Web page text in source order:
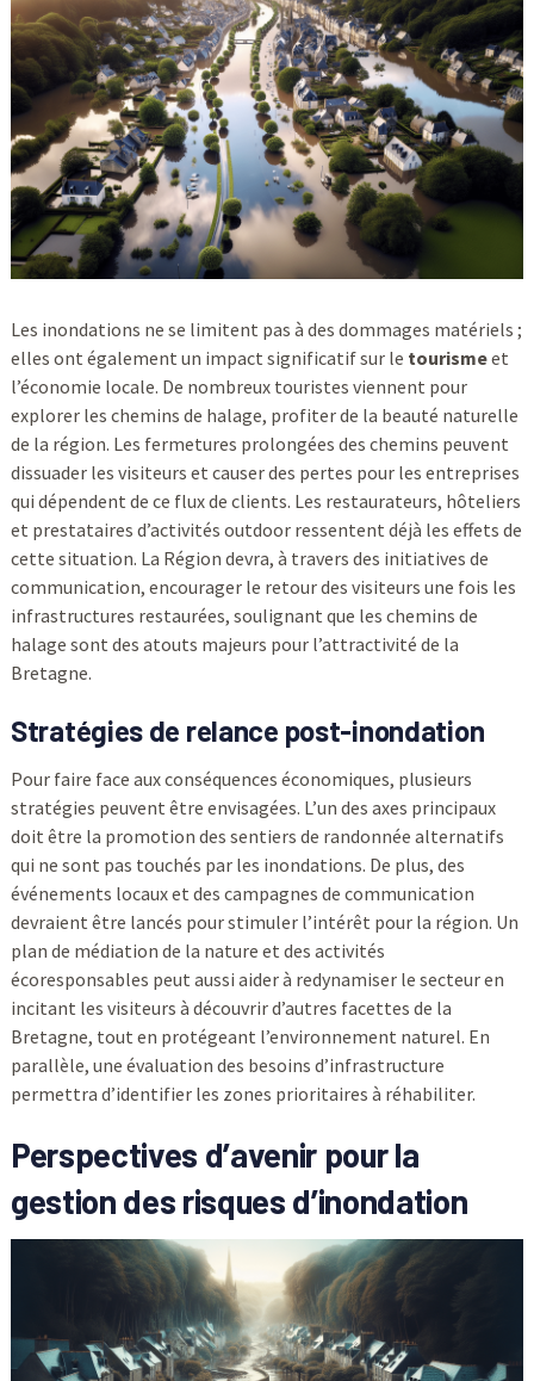
Les inondations ne se limitent pas à des dommages matériels ;
elles ont également un impact significatif sur le tourismeet
l’économie locale. De nombreux touristes viennent pour
explorer les chemins de halage, profiter de la beauté naturelle
de la région. Les fermetures prolongées des chemins peuvent
dissuader les visiteurs et causer des pertes pour les entreprises
qui dépendent de ce flux de clients. Les restaurateurs, hôteliers
et prestataires d’activités outdoor ressentent déjà les effets de
cette situation. La Région devra, à travers des initiatives de
communication, encourager le retour des visiteurs une fois les
infrastructures restaurées, soulignant que les chemins de
halage sont des atouts majeurs pour l’attractivité de la
Bretagne.
Stratégies de relance post-inondation
Pour faire face aux conséquences économiques, plusieurs
stratégies peuvent être envisagées. L’un des axes principaux
doit être la promotion des sentiers de randonnée alternatifs
qui ne sont pas touchés par les inondations. De plus, des
événements locaux et des campagnes de communication
devraient être lancés pour stimuler l’intérêt pour la région. Un
plan de médiation de la nature et des activités
écoresponsables peut aussi aider à redynamiser le secteur en
incitant les visiteurs à découvrir d’autres facettes de la
Bretagne, tout en protégeant l’environnement naturel. En
parallèle, une évaluation des besoins d’infrastructure
permettra d’identifier les zones prioritaires à réhabiliter.
Perspectives d’avenir pour la
gestion des risques d’inondation